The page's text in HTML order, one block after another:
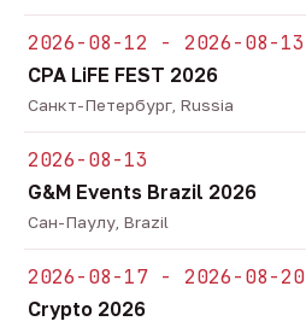
2026-08-12 - 2026-08-13
CPA LiFE FEST 2026
Санкт-Петербург, Russia
2026-08-13
G&M Events Brazil 2026
Сан-Паулу, Brazil
2026-08-17 - 2026-08-20
Crypto 2026